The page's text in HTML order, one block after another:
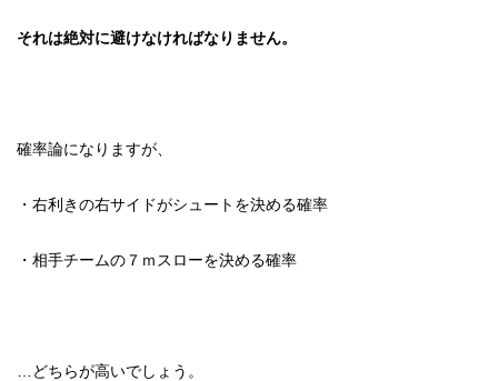
それは絶対に避けなければなりません。
確率論になりますが、
・右利きの右サイドがシュートを決める確率
・相手チームの７ｍスローを決める確率
…どちらが高いでしょう。